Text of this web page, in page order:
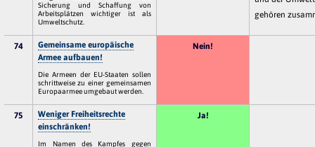
Sicherung und Schaffung von
Arbeitsplätzen wichtiger ist als
Umweltschutz.
gehören
74
Gemeinsame europäische
Armee aufbauen!
Die Armeen der EU-Staaten sollen
schrittweise zu einer gemeinsamen
Europaarmee umgebaut werden.
Nein!
75
Weniger Freiheitsrechte
einschränken!
Im Namen des Kampfes gegen
Ja!